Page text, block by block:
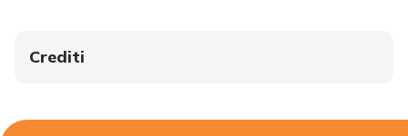
Crediti